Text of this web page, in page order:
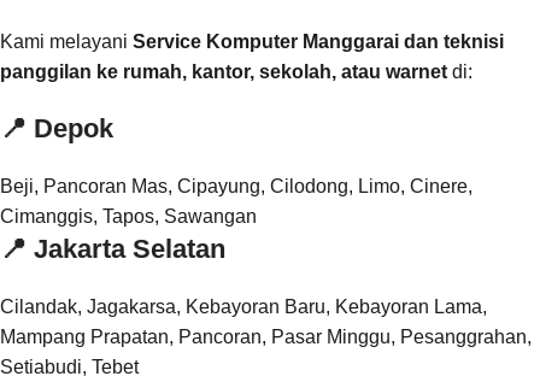
Kami melayani Service Komputer Manggarai dan teknisi
panggilan ke rumah, kantor, sekolah, atau warnet di:
📍 Depok
Beji, Pancoran Mas, Cipayung, Cilodong, Limo, Cinere,
Cimanggis, Tapos, Sawangan
📍 Jakarta Selatan
Cilandak, Jagakarsa, Kebayoran Baru, Kebayoran Lama,
Mampang Prapatan, Pancoran, Pasar Minggu, Pesanggrahan,
Setiabudi, Tebet